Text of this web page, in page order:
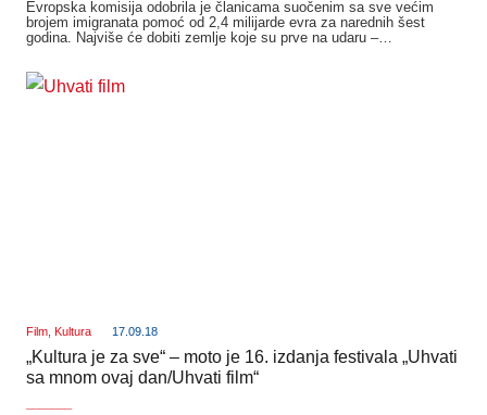
Evropska komisija odobrila je članicama suočenim sa sve većim
brojem imigranata pomoć od 2,4 milijarde evra za narednih šest
godina. Najviše će dobiti zemlje koje su prve na udaru –…
Film Kultura 17.09.18
„Kultura je za sve“ – moto je 16. izdanja festivala „Uhvati
sa mnom ovaj dan/Uhvati film“